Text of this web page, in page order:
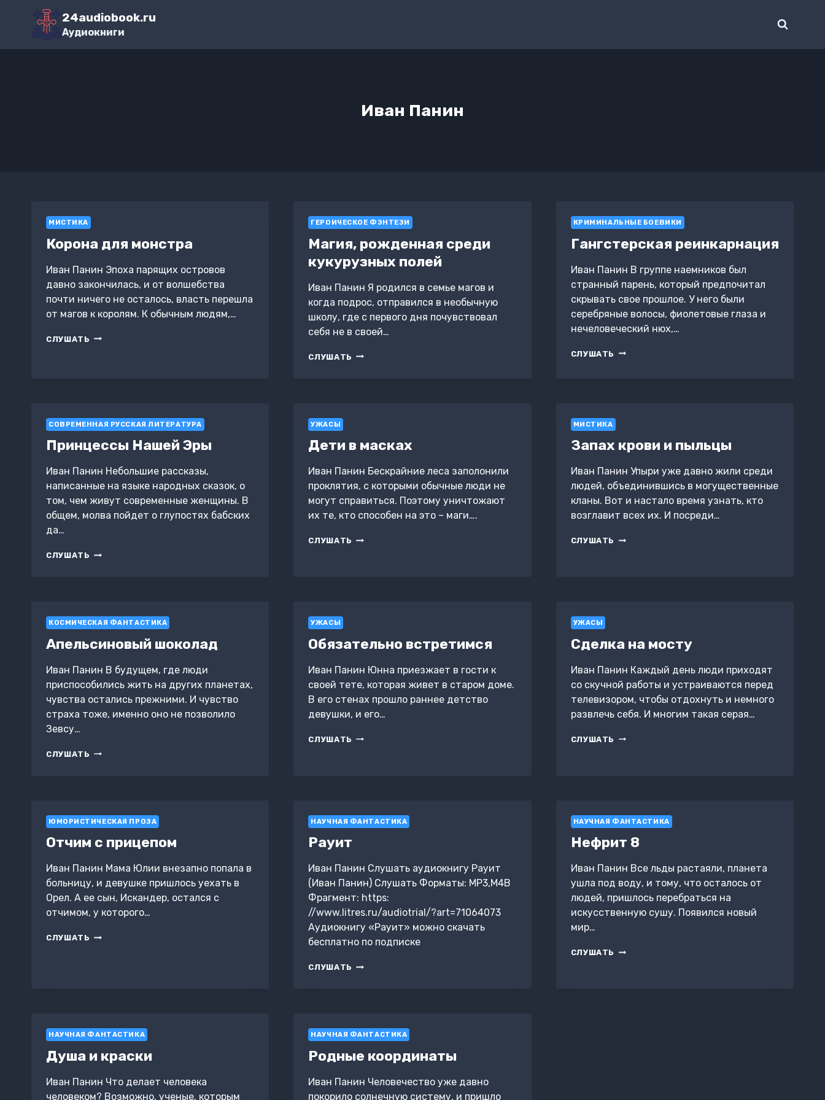
Перейти
содержимому
24audiobook.ru
Аудиокниги
Иван Панин
МИСТИКА
Корона для монстра
Иван Панин Эпоха парящих островов
давно закончилась, и от волшебства
почти ничего не осталось, власть перешла
от магов к королям. К обычным людям,…
СЛУШАТЬ КОРОНА
ГЕРОИЧЕСКОЕ ФЭНТЕЗИ
Магия, рожденная среди
кукурузных полей
Иван Панин Я родился в семье магов и
когда подрос, отправился в необычную
школу, где с первого дня почувствовал
себя не в своей…
СЛУШАТЬ МАГИЯ,
КРИМИНАЛЬНЫЕ БОЕВИКИ
Гангстерская реинкарнация
Иван Панин В группе наемников был
странный парень, который предпочитал
скрывать свое прошлое. У него были
серебряные волосы, фиолетовые глаза и
нечеловеческий нюх,…
СЛУШАТЬ ГАНГСТЕРСКАЯ
СОВРЕМЕННАЯ РУССКАЯ ЛИТЕРАТУРА
Принцессы Нашей Эры
Иван Панин Небольшие рассказы,
написанные на языке народных сказок, о
том, чем живут современные женщины. В
общем, молва пойдет о глупостях бабских
да…
СЛУШАТЬ ПРИНЦЕССЫ
УЖАСЫ
Дети в масках
Иван Панин Бескрайние леса заполонили
проклятия, с которыми обычные люди не
могут справиться. Поэтому уничтожают
их те, кто способен на это – маги….
СЛУШАТЬ ДЕТИ
МИСТИКА
Запах крови и пыльцы
Иван Панин Упыри уже давно жили среди
людей, объединившись в могущественные
кланы. Вот и настало время узнать, кто
возглавит всех их. И посреди…
СЛУШАТЬ ЗАПАХ
КОСМИЧЕСКАЯ ФАНТАСТИКА
Апельсиновый шоколад
Иван Панин В будущем, где люди
приспособились жить на других планетах,
чувства остались прежними. И чувство
страха тоже, именно оно не позволило
Зевсу…
СЛУШАТЬ АПЕЛЬСИНОВЫЙ
УЖАСЫ
Обязательно встретимся
Иван Панин Юнна приезжает в гости к
своей тете, которая живет в старом доме.
В его стенах прошло раннее детство
девушки, и его…
СЛУШАТЬ ОБЯЗАТЕЛЬНО
УЖАСЫ
Сделка на мосту
Иван Панин Каждый день люди приходят
со скучной работы и устраиваются перед
телевизором, чтобы отдохнуть и немного
развлечь себя. И многим такая серая…
СЛУШАТЬ СДЕЛКА
ЮМОРИСТИЧЕСКАЯ ПРОЗА
Отчим с прицепом
Иван Панин Мама Юлии внезапно попала в
больницу, и девушке пришлось уехать в
Орел. А ее сын, Искандер, остался с
отчимом, у которого…
СЛУШАТЬ ОТЧИМ
НАУЧНАЯ ФАНТАСТИКА
Рауит
Иван Панин Слушать аудиокнигу Рауит
(Иван Панин) Слушать Форматы: MP3,M4B
Фрагмент: https:
//www.litres.ru/audiotrial/?art=71064073
Аудиокнигу «Рауит» можно скачать
бесплатно по подписке
СЛУШАТЬ РАУИТ
НАУЧНАЯ ФАНТАСТИКА
Нефрит 8
Иван Панин Все льды растаяли, планета
ушла под воду, и тому, что осталось от
людей, пришлось перебраться на
искусственную сушу. Появился новый
мир…
СЛУШАТЬ НЕФРИТ
НАУЧНАЯ ФАНТАСТИКА
Душа и краски
Иван Панин Что делает человека
человеком? Возможно, ученые, которым
НАУЧНАЯ ФАНТАСТИКА
Родные координаты
Иван Панин Человечество уже давно
покорило солнечную систему, и пришло